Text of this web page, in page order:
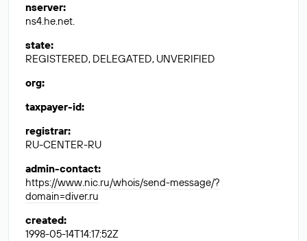
nserver:
ns4.he.net.
state:
REGISTERED, DELEGATED, UNVERIFIED
org:
taxpayer-id:
registrar:
RU-CENTER-RU
admin-contact:
https://www.nic.ru/whois/send-message/?
domain=diver.ru
created:
1998-05-14T14:17:52Z